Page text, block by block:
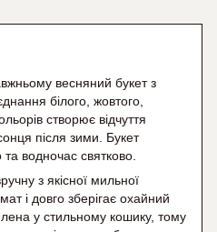
весняний букет з
білого, жовтого,
створює відчуття
після зими. Букет
водночас святково.
з якісної мильної
і довго зберігає охайний
у стильному кошику, тому